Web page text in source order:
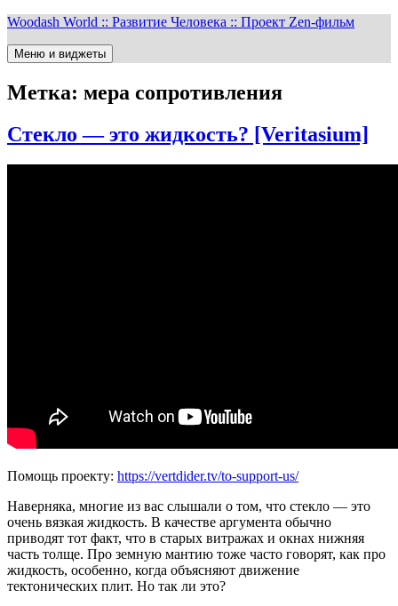
Перейти
содержимому
Woodash World :: Развитие Человека :: Проект Zen-фильм
Меню и виджеты
Метка: мера сопротивления
Стекло — это жидкость? [Veritasium]
Помощь проекту: https://vertdider.tv/to-support-us/
Наверняка, многие из вас слышали о том, что стекло — это
очень вязкая жидкость. В качестве аргумента обычно
приводят тот факт, что в старых витражах и окнах нижняя
часть толще. Про земную мантию тоже часто говорят, как про
жидкость, особенно, когда объясняют движение
тектонических плит. Но так ли это?